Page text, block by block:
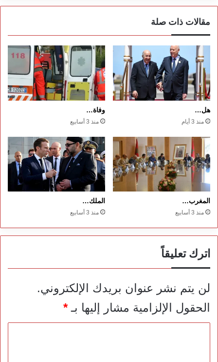
مقالات ذات صلة
هل…
منذ 3 أيام
وفاة…
منذ 3 أسابيع
المغرب…
منذ 3 أسابيع
الملك…
منذ 3 أسابيع
اترك تعليقاً
لن يتم نشر عنوان بريدك الإلكتروني.
الحقول الإلزامية مشار إليها بـ*